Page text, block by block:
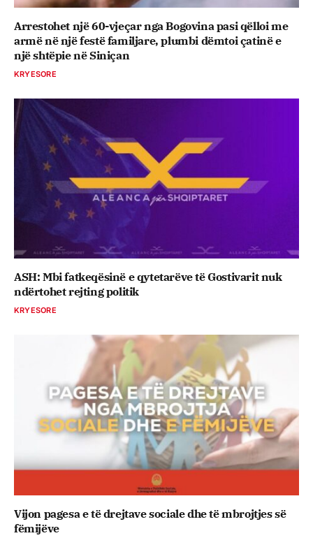
Arrestohet një 60-vjeçar nga Bogovina pasi qëlloi me
armë në një festë familjare, plumbi dëmtoi çatinë e
një shtëpie në Siniçan
KRYESORE
ASH: Mbi fatkeqësinë e qytetarëve të Gostivarit nuk
ndërtohet rejting politik
KRYESORE
Vijon pagesa e të drejtave sociale dhe të mbrojtjes së
fëmijëve